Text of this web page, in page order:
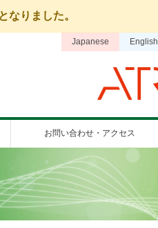
なりました。
Japanese English
お問い合わせ・アクセス